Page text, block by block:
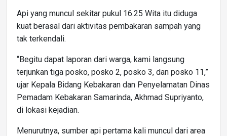
Api yang muncul sekitar pukul 16.25 Wita itu diduga
kuat berasal dari aktivitas pembakaran sampah yang
tak terkendali.
“Begitu dapat laporan dari warga, kami langsung
terjunkan tiga posko, posko 2, posko 3, dan posko 11,”
ujar Kepala Bidang Kebakaran dan Penyelamatan Dinas
Pemadam Kebakaran Samarinda, Akhmad Supriyanto,
di lokasi kejadian.
Menurutnya, sumber api pertama kali muncul dari area